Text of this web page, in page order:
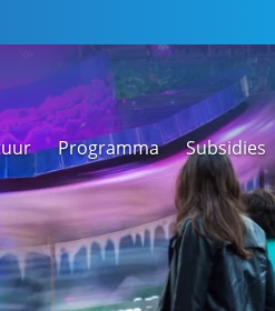
Programma Subsidies
Nieuwsarchief